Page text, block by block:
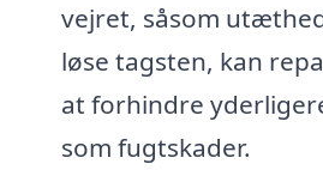
vejret, såsom
løse tagsten, kan
at forhindre
som fugtskader.